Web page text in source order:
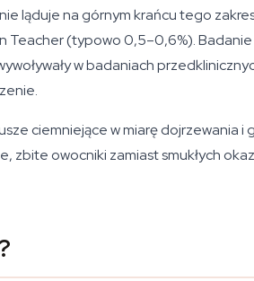
ląduje na górnym krańcu tego
Teacher (typowo 0,5–0,6%).
w badaniach
ciemniejące w miarę dojrzewania i
zbite owocniki zamiast smukłych